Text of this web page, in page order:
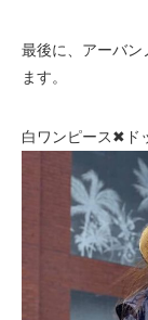
最後に、アーバン
ます。
白ワンピース✖︎ド